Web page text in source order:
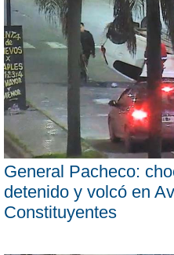
General Pacheco:
detenido y volcó en
Constituyentes